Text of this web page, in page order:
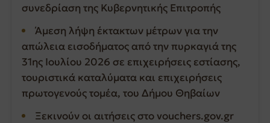
συνεδρίαση της Κυβερνητικής Επιτροπής
Άμεση λήψη έκτακτων μέτρων για την
απώλεια εισοδήματος από την πυρκαγιά της
31ης Ιουλίου 2026 σε επιχειρήσεις εστίασης,
τουριστικά καταλύματα και επιχειρήσεις
πρωτογενούς τομέα, του Δήμου Θηβαίων
Ξεκινούν οι αιτήσεις στο vouchers.gov.gr